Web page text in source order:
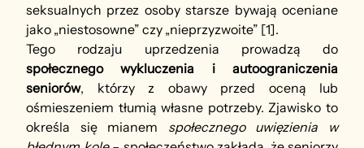
seksualnych przez osoby starsze bywają oceniane
jako „niestosowne” czy „nieprzyzwoite” [1].
społecznego wykluczenia i autoograniczenia
seniorów, którzy z obawy przed oceną lub
ośmieszeniem tłumią własne potrzeby. Zjawisko to
określa się mianem społecznego uwięzienia w